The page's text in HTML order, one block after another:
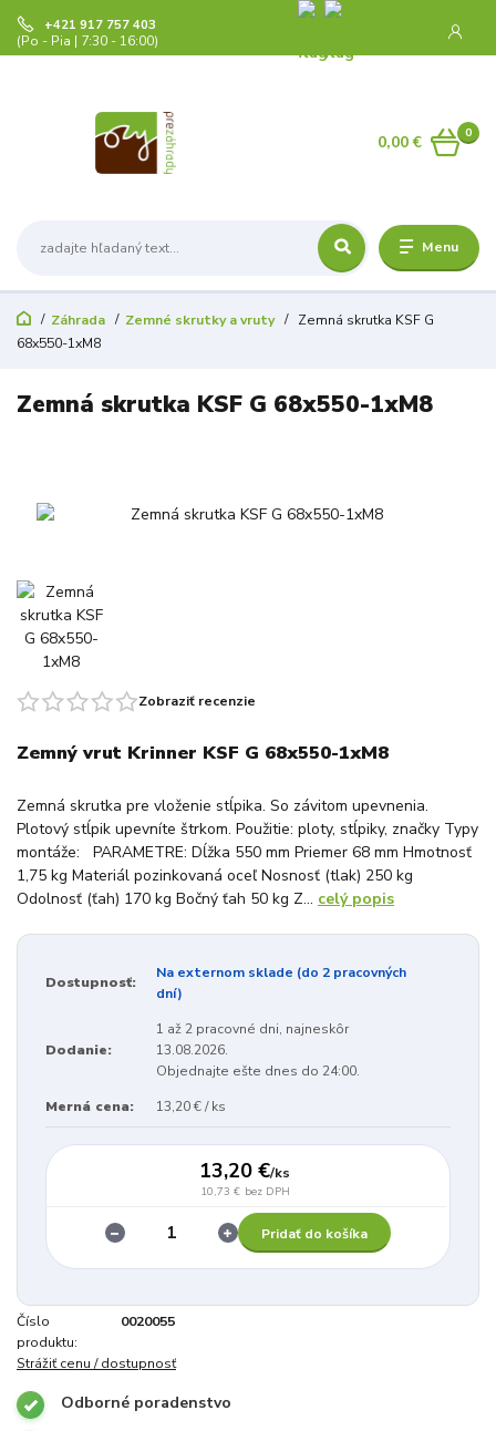
Menu
+421 917 757 403
(Po - Pia | 7:30 - 16:00)
0
0,00 €
Záhrada Zemné skrutky a vruty
Zemná skrutka KSF G
68x550-1xM8
Zemná skrutka KSF G 68x550-1xM8
Zobraziť recenzie
Zemný vrut Krinner KSF G 68x550-1xM8
Zemná skrutka pre vloženie stĺpika. So závitom upevnenia.
Plotový stĺpik upevníte štrkom. Použitie: ploty, stĺpiky, značky Typy
montáže: PARAMETRE: Dĺžka 550 mm Priemer 68 mm Hmotnosť
1,75 kg Materiál pozinkovaná oceľ Nosnosť (tlak) 250 kg
Odolnosť (ťah) 170 kg Bočný ťah 50 kg Z... celý popis
Dostupnosť:
Na externom sklade (do 2 pracovných
dní)
Dodanie:
1 až 2 pracovné dni, najneskôr
13.08.2026.
Objednajte ešte dnes do 24:00.
Merná cena: 13,20 € / ks
13,20 €/ks
10,73 € bez DPH
Pridať do košíka
Číslo
produktu:
0020055
Strážiť cenu / dostupnosť
Odborné poradenstvo